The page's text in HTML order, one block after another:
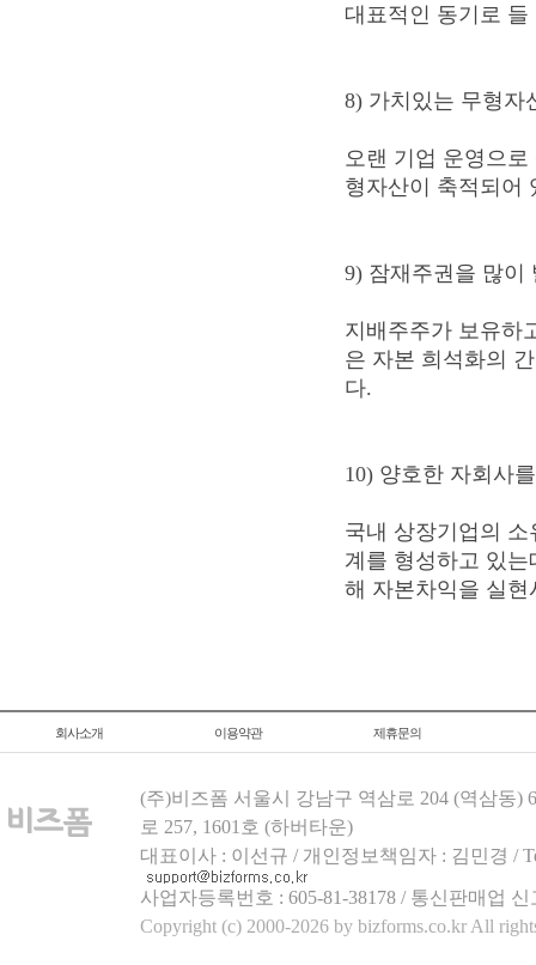
대표적인 동기로 들
8) 가치있는 무형자
오랜 기업 운영으
형자산이 축적되어
9) 잠재주권을 많이
지배주주가 보유하
은 자본 희석화의
다.
10) 양호한 자회사
국내 상장기업의
계를 형성하고 있
해 자본차익을 실현
회사소개 이용약관 제휴문의
(주)비즈폼 서울시 강남구 역삼로 204 (역삼동)
로 257, 1601호 (하버타운)
대표이사 : 이선규 / 개인정보책임자 : 김민경 /
사업자등록번호 : 605-81-38178 / 통신판매업
Copyright (c) 2000-2026 by bizforms.co.kr All